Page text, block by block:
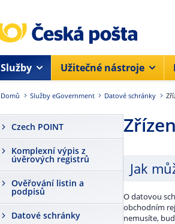
Služby Užitečné nástroje
Domů Služby eGovernment Datové schránky
Czech POINT
Komplexní výpis z
úvěrových registrů
Ověřování listin a
podpisů
Datové schránky
Jak
O datovou
obchodním
nemusíte,